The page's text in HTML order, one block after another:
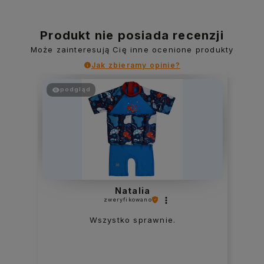
Produkt nie posiada recenzji
Może zainteresują Cię inne ocenione produkty
Jak zbieramy opinie?
podgląd
Natalia
zweryfikowano
Wszystko sprawnie.